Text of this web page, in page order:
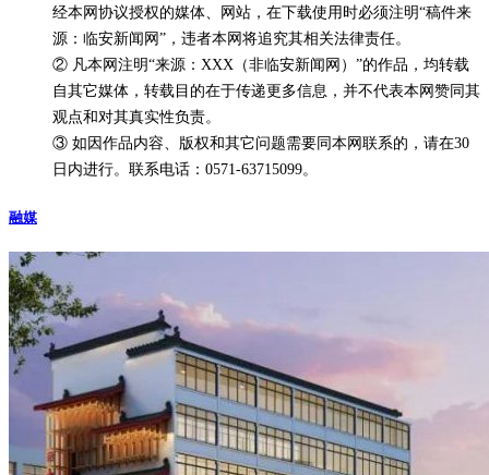
经本网协议授权的媒体、网站，在下载使用时必须注明“稿件来
源：临安新闻网”，违者本网将追究其相关法律责任。
② 凡本网注明“来源：XXX（非临安新闻网）”的作品，均转载
自其它媒体，转载目的在于传递更多信息，并不代表本网赞同其
观点和对其真实性负责。
③ 如因作品内容、版权和其它问题需要同本网联系的，请在30
日内进行。联系电话：0571-63715099。
融媒